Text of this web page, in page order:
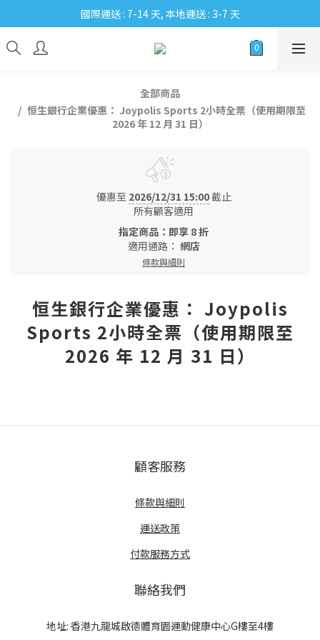
國際運送 : 7-14 天, 本地運送 : 3-7 天
全部商品
恒生銀行企業優惠： Joypolis Sports 2小時全票（使用期限至
2026 年 12 月 31 日）
優惠至 2026/12/31 15:00截止
所有顧客適用
指定商品：即享 8 折
適用通路： 網店
條款與細則
恒生銀行企業優惠： Joypolis
Sports 2小時全票（使用期限至
2026 年 12 月 31 日）
顧客服務
條款與細則
運送政策
付款服務方式
聯絡我們
地址: 香港九龍城啟德體育園運動健康中心G樓至4樓